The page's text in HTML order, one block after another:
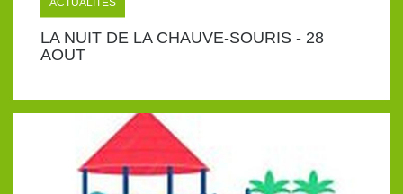
LA NUIT DE LA CHAUVE-SOURIS - 28
AOUT